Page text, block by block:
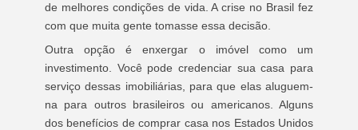
de melhores condições de vida. A crise no Brasil fez
com que muita gente tomasse essa decisão.
Outra opção é enxergar o imóvel como um
investimento. Você pode credenciar sua casa para
serviço dessas imobiliárias, para que elas aluguem-
na para outros brasileiros ou americanos. Alguns
dos benefícios de comprar casa nos Estados Unidos